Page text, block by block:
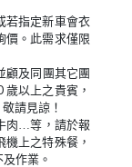
若指定新車會衣
價。此需求僅限
顧及同團其它團
以上之貴賓，
請見諒！
肉…等，請於報
上之特殊餐，
作業。